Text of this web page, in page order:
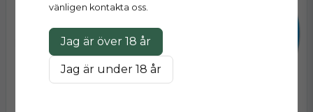
vänligen kontakta oss.
Jag är över 18 år
Jag är under 18 år